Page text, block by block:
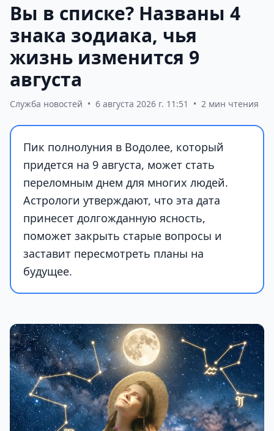
Вы в списке? Названы 4
знака зодиака, чья
жизнь изменится 9
августа
Служба новостей • 6 августа 2026 г. 11:51 • 2 мин чтения
Пик полнолуния в Водолее, который
придется на 9 августа, может стать
переломным днем для многих людей.
Астрологи утверждают, что эта дата
принесет долгожданную ясность,
поможет закрыть старые вопросы и
заставит пересмотреть планы на
будущее.